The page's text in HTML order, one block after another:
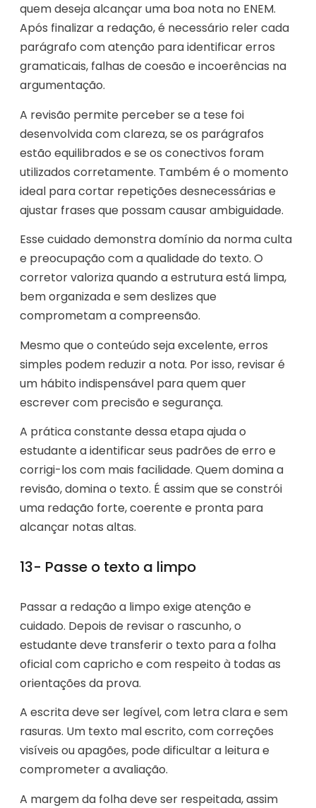
quem deseja alcançar uma boa nota no ENEM.
Após finalizar a redação, é necessário reler cada
parágrafo com atenção para identificar erros
gramaticais, falhas de coesão e incoerências na
argumentação.
A revisão permite perceber se a tese foi
desenvolvida com clareza, se os parágrafos
estão equilibrados e se os conectivos foram
utilizados corretamente. Também é o momento
ideal para cortar repetições desnecessárias e
ajustar frases que possam causar ambiguidade.
Esse cuidado demonstra domínio da norma culta
e preocupação com a qualidade do texto. O
corretor valoriza quando a estrutura está limpa,
bem organizada e sem deslizes que
comprometam a compreensão.
Mesmo que o conteúdo seja excelente, erros
simples podem reduzir a nota. Por isso, revisar é
um hábito indispensável para quem quer
escrever com precisão e segurança.
A prática constante dessa etapa ajuda o
estudante a identificar seus padrões de erro e
corrigi-los com mais facilidade. Quem domina a
revisão, domina o texto. É assim que se constrói
uma redação forte, coerente e pronta para
alcançar notas altas.
13- Passe o texto a limpo
Passar a redação a limpo exige atenção e
cuidado. Depois de revisar o rascunho, o
estudante deve transferir o texto para a folha
oficial com capricho e com respeito à todas as
orientações da prova.
A escrita deve ser legível, com letra clara e sem
rasuras. Um texto mal escrito, com correções
visíveis ou apagões, pode dificultar a leitura e
comprometer a avaliação.
A margem da folha deve ser respeitada, assim